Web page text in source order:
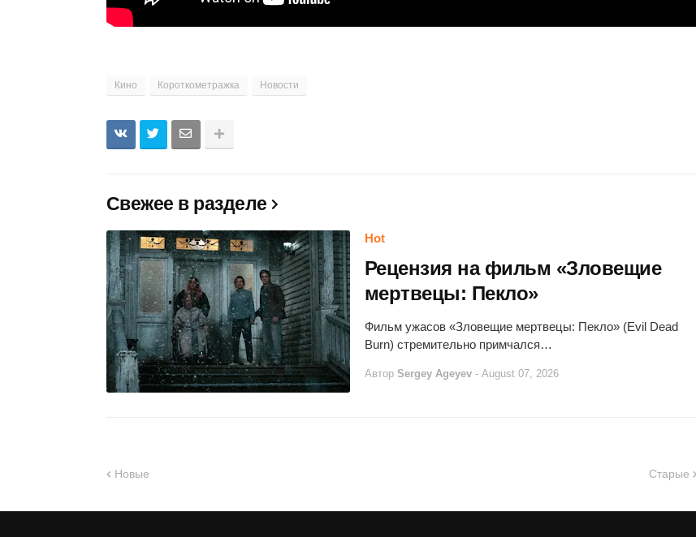
Кино Короткометражка Новости
Свежее в разделе
Hot
Рецензия на фильм «Зловещие
мертвецы: Пекло»
Фильм ужасов «Зловещие мертвецы: Пекло» (Evil Dead
Burn) стремительно примчался…
Автор Sergey Ageyev - August 07, 2026
Новые Старые